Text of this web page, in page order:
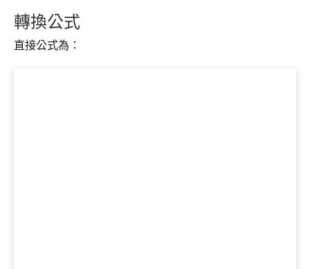
轉換公式
直接公式為：